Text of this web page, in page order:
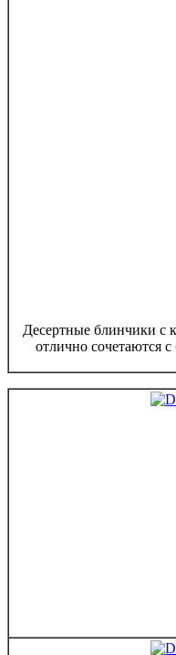
Десертные блинчики с
отлично сочетаются